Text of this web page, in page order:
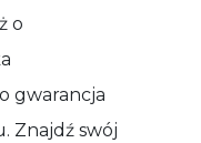
o
gwarancja
Znajdź swój